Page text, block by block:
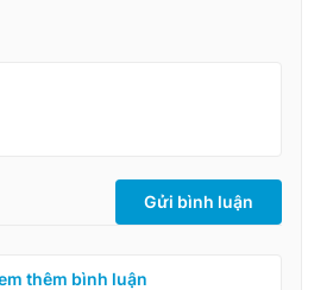
Gửi bình luận
thêm bình luận